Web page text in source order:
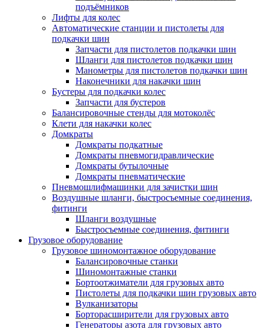
подъёмников
Лифты для колес
Автоматические станции и пистолеты для
подкачки шин
Запчасти для пистолетов подкачки шин
Шланги для пистолетов подкачки шин
Манометры для пистолетов подкачки шин
Наконечники для накачки шин
Бустеры для подкачки колес
Запчасти для бустеров
Балансировочные стенды для мотоколёс
Клети для накачки колес
Домкраты
Домкраты подкатные
Домкраты пневмогидравлические
Домкраты бутылочные
Домкраты пневматические
Пневмошлифмашинки для зачистки шин
Воздушные шланги, быстросъемные соединения,
фитинги
Шланги воздушные
Быстросъемные соединения, фитинги
Грузовое оборудование
Грузовое шиномонтажное оборудование
Балансировочные станки
Шиномонтажные станки
Бортоотжиматели для грузовых авто
Пистолеты для подкачки шин грузовых авто
Вулканизаторы
Борторасширители для грузовых авто
Генераторы азота для грузовых авто